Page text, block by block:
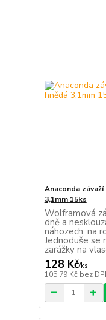
Anaconda
3,1mm 15ks
Wolframová
dně a
náhozech, na
Jednoduše se
zarážky na
128 Kč/ks
105,79 Kč bez